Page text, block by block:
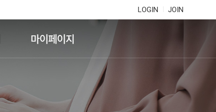
LOGIN JOIN
마이페이지